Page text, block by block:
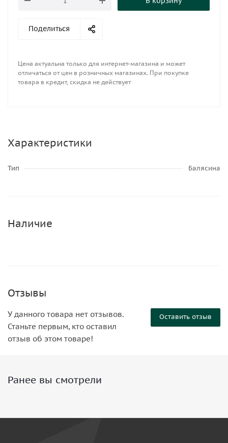
Поделиться
Цена актуальна только для интернет-магазина и может
отличаться от цен в розничных магазинах. При покупке
товара в кредит, скидка не действует
Характеристики
Тип Балясина
Наличие
Отзывы
Оставить отзыв
У данного товара нет отзывов.
Станьте первым, кто оставил
отзыв об этом товаре!
Ранее вы смотрели